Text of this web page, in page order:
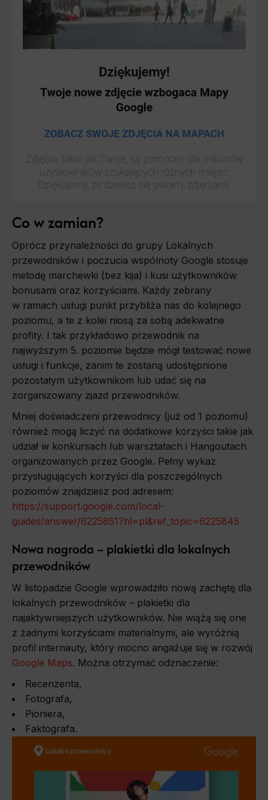
Co w zamian?
Oprócz przynależności do grupy Lokalnych
przewodników i poczucia wspólnoty Google stosuje
metodę marchewki (bez kija) i kusi użytkowników
bonusami oraz korzyściami. Każdy zebrany
w ramach usługi punkt przybliża nas do kolejnego
poziomu, a te z kolei niosą za sobą adekwatne
profity. I tak przykładowo przewodnik na
najwyższym 5. poziomie będzie mógł testować nowe
usługi i funkcje, zanim te zostaną udostępnione
pozostałym użytkownikom lub udać się na
zorganizowany zjazd przewodników.
Mniej doświadczeni przewodnicy (już od 1 poziomu)
również mogą liczyć na dodatkowe korzyści takie jak
udział w konkursach lub warsztatach i Hangoutach
organizowanych przez Google. Pełny wykaz
przysługujących korzyści dla poszczególnych
poziomów znajdziesz pod adresem:
https://support.google.com/local-
guides/answer/6225851?hl=pl&ref_topic=6225845
Nowa nagroda – plakietki dla lokalnych
przewodników
W listopadzie Google wprowadziło nową zachętę dla
lokalnych przewodników – plakietki dla
najaktywniejszych użytkowników. Nie wiążą się one
z żadnymi korzyściami materialnymi, ale wyróżnią
profil internauty, który mocno angażuje się w rozwój
Google Maps. Można otrzymać odznaczenie:
Recenzenta,
Fotografa,
Pioniera,
Faktografa.